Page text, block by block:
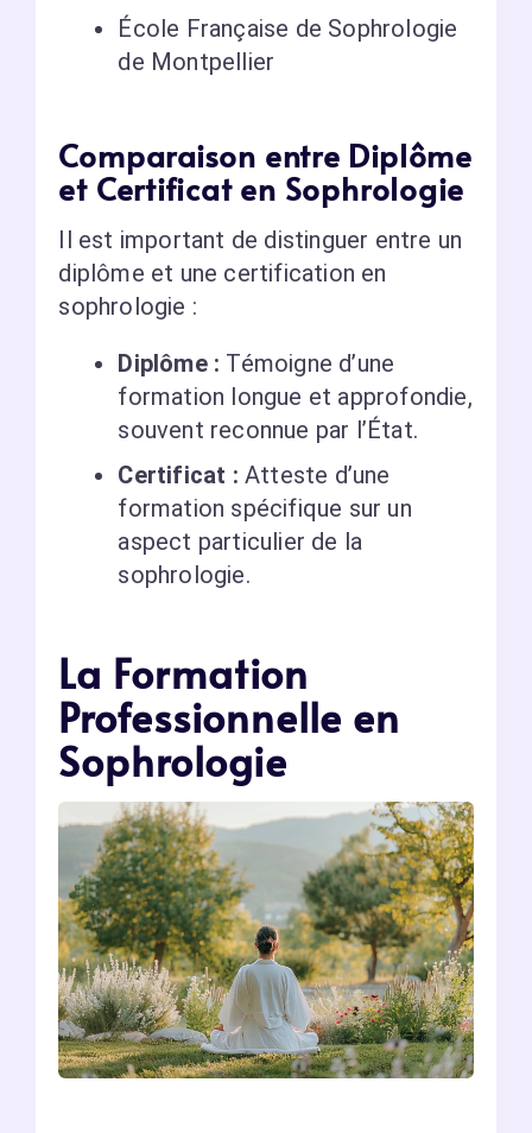
École Française de Sophrologie
de Montpellier
Comparaison entre Diplôme
et Certificat en Sophrologie
Il est important de distinguer entre un
diplôme et une certification en
sophrologie :
Diplôme : Témoigne d’une
formation longue et approfondie,
souvent reconnue par l’État.
Certificat : Atteste d’une
formation spécifique sur un
aspect particulier de la
sophrologie.
La Formation
Professionnelle en
Sophrologie